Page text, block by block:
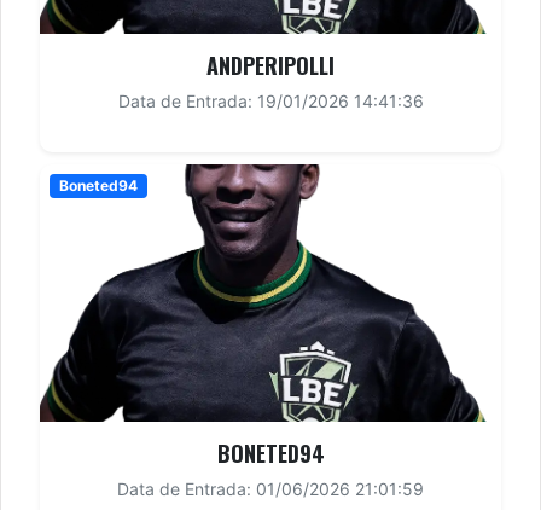
ANDPERIPOLLI
Data de Entrada: 19/01/2026 14:41:36
Boneted94
BONETED94
Data de Entrada: 01/06/2026 21:01:59